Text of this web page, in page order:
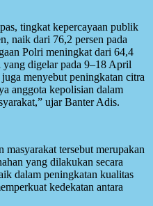
tingkat kepercayaan publik
naik dari 76,2 persen pada
Polri meningkat dari 64,4
yang digelar pada 9–18 April
menyebut peningkatan citra
anggota kepolisian dalam
ujar Banter Adis.
tersebut merupakan
yang dilakukan secara
dalam peningkatan kualitas
kedekatan antara